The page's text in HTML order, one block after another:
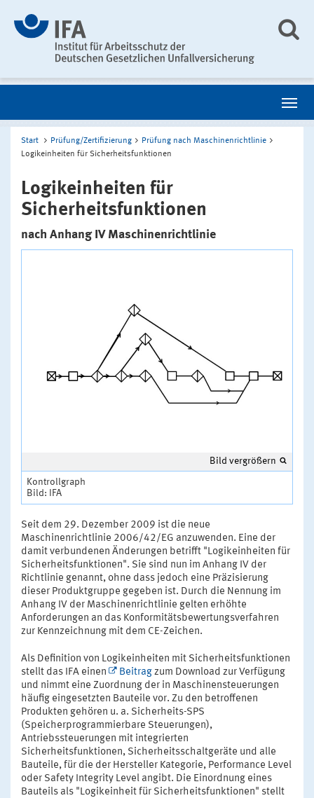
Start Prüfung/Zertifizierung
Prüfung nach Maschinenrichtlinie
Logikeinheiten für Sicherheitsfunktionen
Logikeinheiten für
Sicherheitsfunktionen
nach Anhang IV Maschinenrichtlinie
Bild vergrößern
Kontrollgraph
Bild: IFA
Seit dem 29. Dezember 2009 ist die neue
Maschinenrichtlinie 2006/42/EG anzuwenden. Eine der
damit verbundenen Änderungen betrifft "Logikeinheiten für
Sicherheitsfunktionen". Sie sind nun im Anhang IV der
Richtlinie genannt, ohne dass jedoch eine Präzisierung
dieser Produktgruppe gegeben ist. Durch die Nennung im
Anhang IV der Maschinenrichtlinie gelten erhöhte
Anforderungen an das Konformitätsbewertungsverfahren
zur Kennzeichnung mit dem CE-Zeichen.
Als Definition von Logikeinheiten mit Sicherheitsfunktionen
stellt das IFA einen
Beitrag zum Download zur Verfügung
und nimmt eine Zuordnung der in Maschinensteuerungen
häufig eingesetzten Bauteile vor. Zu den betroffenen
Produkten gehören u. a. Sicherheits-SPS
(Speicherprogrammierbare Steuerungen),
Antriebssteuerungen mit integrierten
Sicherheitsfunktionen, Sicherheitsschaltgeräte und alle
Bauteile, für die der Hersteller Kategorie, Performance Level
oder Safety Integrity Level angibt. Die Einordnung eines
Bauteils als "Logikeinheit für Sicherheitsfunktionen" stellt